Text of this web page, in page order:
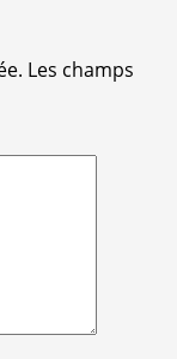
Les champs